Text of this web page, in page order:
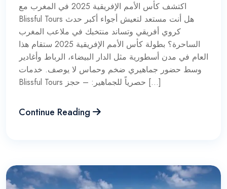
اكتشف كأس الأمم الإفريقية 2025 في المغرب مع
Blissful Tours هل أنت مستعد لتعيش أجواء أكبر حدث
كروي أفريقي وتساند منتخبك في ملاعب المغرب
الساحرة؟ بطولة كأس الأمم الإفريقية 2025 ستقام هذا
العام في مدن أسطورية مثل الدار البيضاء، الرباط وأغادير
وسط حضور جماهيري ضخم وحماس لا يوصف. خدمات
Blissful Tours حصرياً للجماهير: – حجز […]
Continue Reading